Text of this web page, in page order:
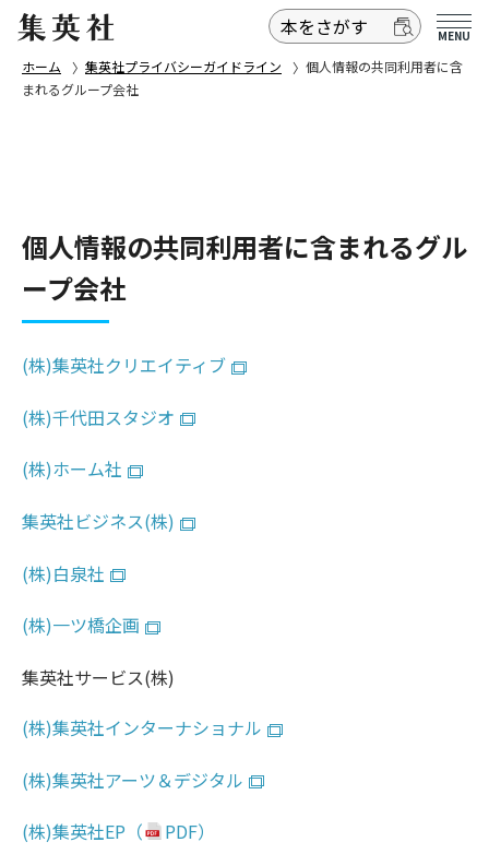
MENU
ホーム 集英社プライバシーガイドライン
個人情報の共同利用者に含
まれるグループ会社
個人情報の共同利用者に含まれるグル
ープ会社
(株)集英社クリエイティブ
(株)千代田スタジオ
(株)ホーム社
集英社ビジネス(株)
(株)白泉社
(株)一ツ橋企画
集英社サービス(株)
(株)集英社インターナショナル
(株)集英社アーツ＆デジタル
(株)集英社EP